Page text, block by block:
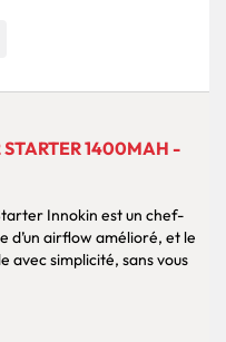
STARTER 1400MAH -
d’un airflow amélioré, et le
avec simplicité, sans vous